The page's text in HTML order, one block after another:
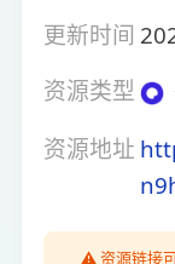
更新时间
资源类型
资源地址
⚠️ 资源链接